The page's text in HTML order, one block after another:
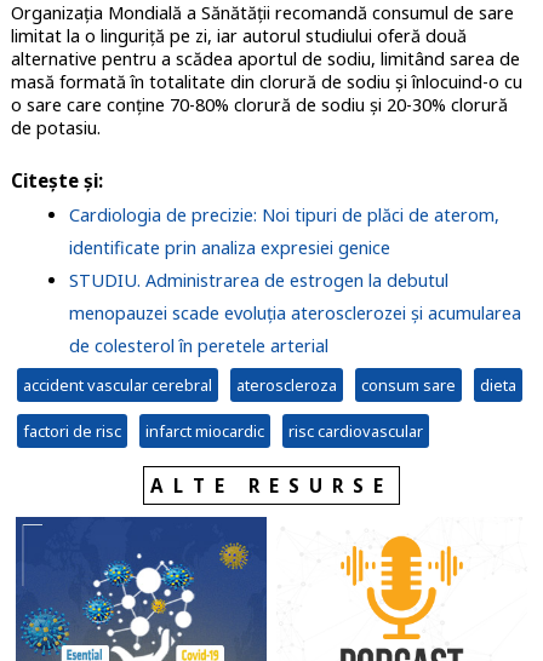
Organizația Mondială a Sănătății recomandă consumul de sare
limitat la o linguriță pe zi, iar autorul studiului oferă două
alternative pentru a scădea aportul de sodiu, limitând sarea de
masă formată în totalitate din clorură de sodiu și înlocuind-o cu
o sare care conține 70-80% clorură de sodiu și 20-30% clorură
de potasiu.
Citește și:
Cardiologia de precizie: Noi tipuri de plăci de aterom,
identificate prin analiza expresiei genice
STUDIU. Administrarea de estrogen la debutul
menopauzei scade evoluția aterosclerozei și acumularea
de colesterol în peretele arterial
accident vascular cerebral ateroscleroza consum sare dieta
factori de risc infarct miocardic risc cardiovascular
ALTE RESURSE